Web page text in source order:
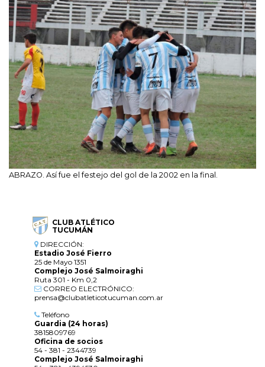
ABRAZO. Así fue el festejo del gol de la 2002 en la final.
CLUB ATLÉTICO
TUCUMÁN
DIRECCIÓN:
Estadio José Fierro
25 de Mayo 1351
Complejo José Salmoiraghi
Ruta 301 - Km 0,2
CORREO ELECTRÓNICO:
prensa@clubatleticotucuman.com.ar
Teléfono
Guardia (24 horas)
3815809769
Oficina de socios
54 - 381 - 2344739
Complejo José Salmoiraghi